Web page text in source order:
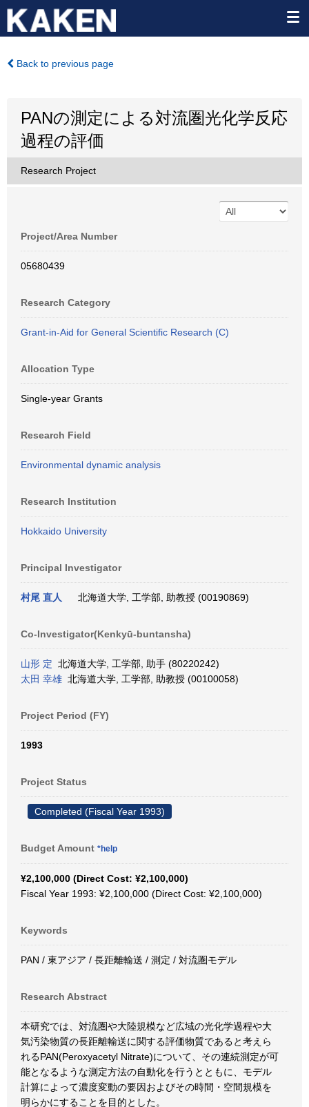
Back to previous page
PANの測定による対流圏光化学反応
過程の評価
Research Project
Project/Area Number
05680439
Research Category
Grant-in-Aid for General Scientific Research (C)
Allocation Type
Single-year Grants
Research Field
Environmental dynamic analysis
Research Institution
Hokkaido University
Principal Investigator
村尾 直人 北海道大学, 工学部, 助教授 (00190869)
Co-Investigator(Kenkyū-buntansha)
山形 定 北海道大学, 工学部, 助手 (80220242)
太田 幸雄 北海道大学, 工学部, 助教授 (00100058)
Project Period (FY)
1993
Project Status
Completed (Fiscal Year 1993)
Budget Amount *help
¥2,100,000 (Direct Cost: ¥2,100,000)
Fiscal Year 1993: ¥2,100,000 (Direct Cost: ¥2,100,000)
Keywords
PAN / 東アジア / 長距離輸送 / 測定 / 対流圏モデル
Research Abstract
本研究では、対流圏や大陸規模など広域の光化学過程や大
気汚染物質の長距離輸送に関する評価物質であると考えら
れるPAN(Peroxyacetyl Nitrate)について、その連続測定が可
能となるような測定方法の自動化を行うとともに、モデル
計算によって濃度変動の要因およびその時間・空間規模を
明らかにすることを目的とした。